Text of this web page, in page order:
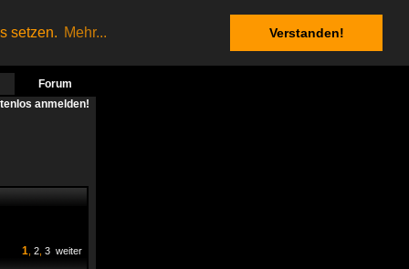
setzen. Mehr... Verstanden!
Forum
anmelden!
1 2 3 weiter